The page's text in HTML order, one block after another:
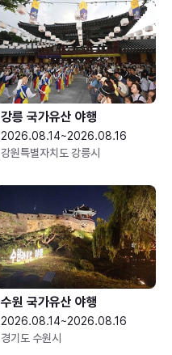
강릉 국가유산 야행
2026.08.14~2026.08.16
강원특별자치도 강릉시
수원 국가유산 야행
2026.08.14~2026.08.16
경기도 수원시